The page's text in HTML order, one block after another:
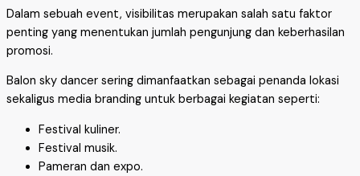
Dalam sebuah event, visibilitas merupakan salah satu faktor
penting yang menentukan jumlah pengunjung dan keberhasilan
promosi.
Balon sky dancer sering dimanfaatkan sebagai penanda lokasi
sekaligus media branding untuk berbagai kegiatan seperti:
Festival kuliner.
Festival musik.
Pameran dan expo.